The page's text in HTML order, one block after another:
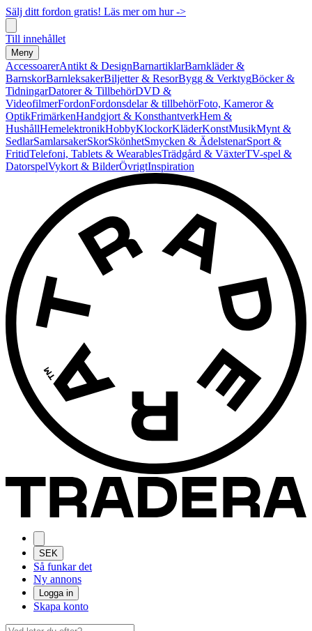
Sälj ditt fordon gratis! Läs mer om hur ->
Till innehållet
Meny
AccessoarerAntikt & DesignBarnartiklarBarnkläder &
BarnskorBarnleksakerBiljetter & ResorBygg & VerktygBöcker &
TidningarDatorer & TillbehörDVD &
VideofilmerFordonFordonsdelar & tillbehörFoto, Kameror &
OptikFrimärkenHandgjort & KonsthantverkHem &
HushållHemelektronikHobbyKlockorKläderKonstMusikMynt &
SedlarSamlarsakerSkorSkönhetSmycken & ÄdelstenarSport &
FritidTelefoni, Tablets & WearablesTrädgård & VäxterTV-spel &
DatorspelVykort & BilderÖvrigtInspiration
SEK
Så funkar det
Ny annons
Logga in
Skapa konto